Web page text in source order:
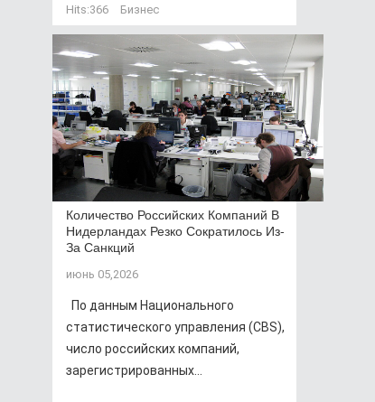
Hits:366 Бизнес
Количество Российских Компаний В
Нидерландах Резко Сократилось Из-
За Санкций
июнь 05,2026
По данным Национального
статистического управления (CBS),
число российских компаний,
зарегистрированных...